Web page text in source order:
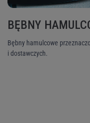
BĘBNY
Bębny hamulcowe
i dostawczych.